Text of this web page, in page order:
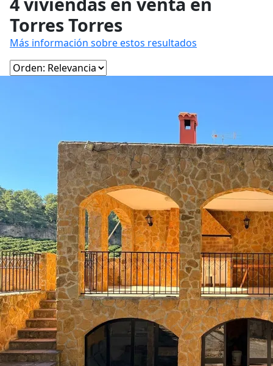
Torres Torres
Más información sobre estos resultados